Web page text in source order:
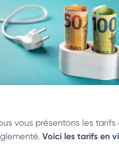
vous présentons les
Voici les tarifs en